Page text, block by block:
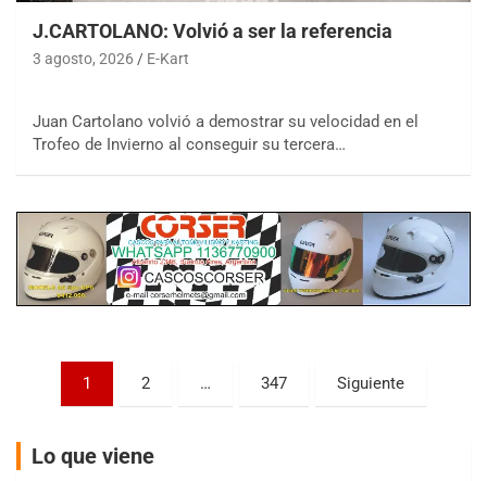
J.CARTOLANO: Volvió a ser la referencia
3 agosto, 2026 E-Kart
Juan Cartolano volvió a demostrar su velocidad en el
Trofeo de Invierno al conseguir su tercera…
Paginación
entradas
1 2 … 347 Siguiente
Lo que viene
COBERTURA ESPECIAL DE E-KART.COM.AR
08/09-AGO
Baradero (Buenos Aires)
KDO - F6
Ciudad de Trenque Lauquen (Asfalto)
Trenque Lauquen (Buenos Aires)
Villaguay (Entre Ríos)
El Cerro (Tierra)
Victoria (Entre Ríos)